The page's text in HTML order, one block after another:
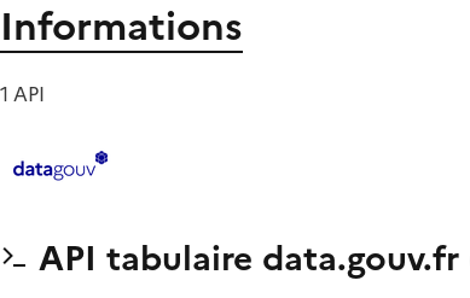
Informations
1 API
API tabulaire data.gouv.fr